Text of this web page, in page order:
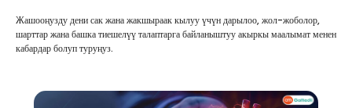
Жашооңузду дени сак жана жакшыраак кылуу үчүн дарылоо, жол-жоболор,
шарттар жана башка тиешелүү талаптарга байланыштуу акыркы маалымат менен
кабардар болуп туруңуз.